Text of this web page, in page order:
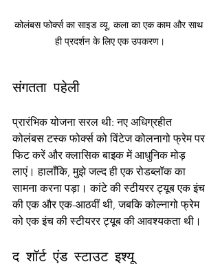
कोलंबस फोर्क्स का साइड व्यू, कला का एक काम और साथ
ही प्रदर्शन के लिए एक उपकरण।
संगतता पहेली
प्रारंभिक योजना सरल थी: नए अधिग्रहीत
कोलंबस टस्क फोर्क्स को विंटेज कोलनागो फ्रेम पर
फिट करें और क्लासिक बाइक में आधुनिक मोड़
लाएं। हालाँकि, मुझे जल्द ही एक रोडब्लॉक का
सामना करना पड़ा। कांटे की स्टीयरर ट्यूब एक इंच
की एक और एक-आठवीं थी, जबकि कोल्नागो फ्रेम
को एक इंच की स्टीयरर ट्यूब की आवश्यकता थी।
द शॉर्ट एंड स्टाउट इश्यू